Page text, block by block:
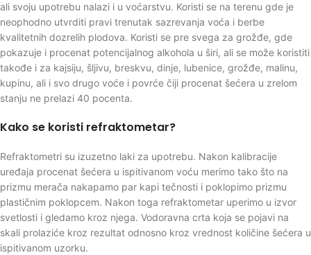
ali svoju upotrebu nalazi i u voćarstvu. Koristi se na terenu gde je
neophodno utvrditi pravi trenutak sazrevanja voća i berbe
kvalitetnih dozrelih plodova. Koristi se pre svega za grožđe, gde
pokazuje i procenat potencijalnog alkohola u širi, ali se može koristiti
takođe i za kajsiju, šljivu, breskvu, dinje, lubenice, grožđe, malinu,
kupinu, ali i svo drugo voće i povrće čiji procenat šećera u zrelom
stanju ne prelazi 40 pocenta.
Kako se koristi refraktometar?
Refraktometri su izuzetno laki za upotrebu. Nakon kalibracije
uređaja procenat šećera u ispitivanom voću merimo tako što na
prizmu merača nakapamo par kapi tečnosti i poklopimo prizmu
plastičnim poklopcem. Nakon toga refraktometar uperimo u izvor
svetlosti i gledamo kroz njega. Vodoravna crta koja se pojavi na
skali prolaziće kroz rezultat odnosno kroz vrednost količine šećera u
ispitivanom uzorku.